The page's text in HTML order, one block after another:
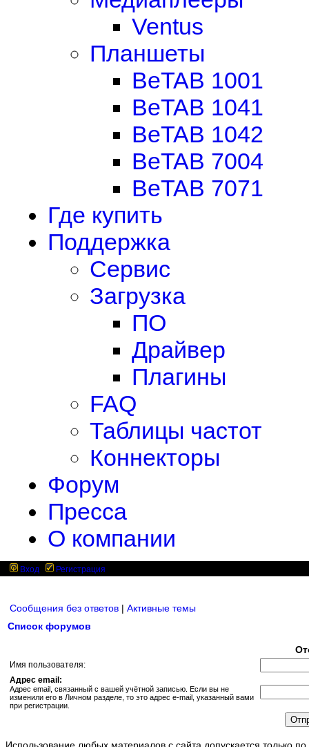
Ventus
Планшеты
BeTAB 1001
BeTAB 1041
BeTAB 1042
BeTAB 7004
BeTAB 7071
Где купить
Поддержка
Сервис
Загрузка
ПО
Драйвер
Плагины
FAQ
Таблицы частот
Коннекторы
Форум
Пресса
О компании
Вход Регистрация
Сообщения без ответов | Активные темы
Список форумов
Имя пользователя:
Адрес email:
Адрес email, связанный с вашей учётной записью. Если вы не
изменили его в Личном разделе, то это адрес e-mail, указанный вами
при регистрации.